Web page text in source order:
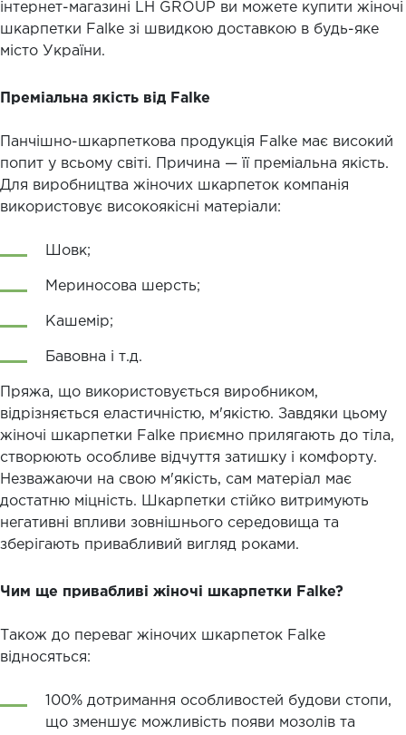
інтернет-магазині LH GROUP ви можете купити жіночі
шкарпетки Falke зі швидкою доставкою в будь-яке
місто України.
Преміальна якість від Falke
Панчішно-шкарпеткова продукція Falke має високий
попит у всьому світі. Причина — її преміальна якість.
Для виробництва жіночих шкарпеток компанія
використовує високоякісні матеріали:
Шовк;
Мериносова шерсть;
Кашемір;
Бавовна і т.д.
Пряжа, що використовується виробником,
відрізняється еластичністю, м'якістю. Завдяки цьому
жіночі шкарпетки Falke приємно прилягають до тіла,
створюють особливе відчуття затишку і комфорту.
Незважаючи на свою м'якість, сам матеріал має
достатню міцність. Шкарпетки стійко витримують
негативні впливи зовнішнього середовища та
зберігають привабливий вигляд роками.
Чим ще привабливі жіночі шкарпетки Falke?
Також до переваг жіночих шкарпеток Falke
відносяться:
100% дотримання особливостей будови стопи,
що зменшує можливість появи мозолів та